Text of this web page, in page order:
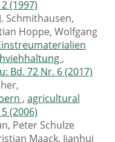
(1997)
Schmithausen,
Hoppe, Wolfgang
,
Bd. 72 Nr. 6 (2017)
, agricultural
(2006)
Peter Schulze
Maack, Jianhui